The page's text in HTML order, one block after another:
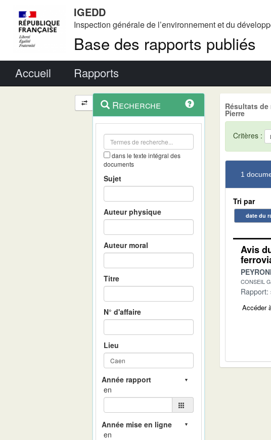
IGEDD
Inspection générale de l’environnement et du
Base des rapports publiés
Accueil Rapports
Navigation
et
outils
contextuel
Recherche
dans le texte intégral des
documents
Sujet
Auteur physique
Auteur moral
Titre
N° d'affaire
Lieu
en
en
Résultats de
Pierre
Critères :
1
Tri par
date du
Avis
CONSEIL
Rapport:
Accéder